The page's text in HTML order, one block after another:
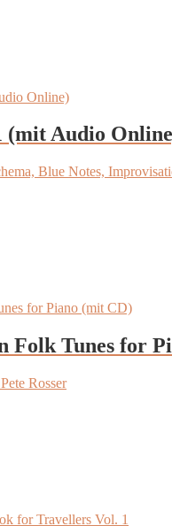
(mit Audio
Blue Notes,
Folk Tunes for
Rosser